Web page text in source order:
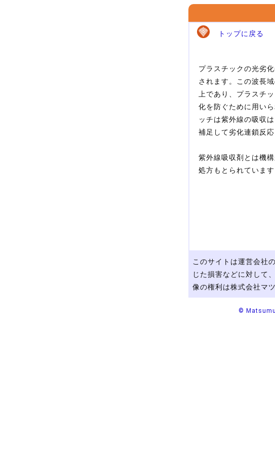
トップに戻る
プラスチックの光劣
されます。この波長
上であり、プラスチ
化を防ぐために用い
ッチは紫外線の吸収
補足して劣化連鎖反応
紫外線吸収剤とは機
処方もとられています
このサイトは運営会社
じた損害などに対して
像の権利は株式会社マ
©